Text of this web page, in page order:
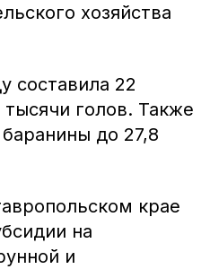
хозяйства
составила 22
голов. Также
до 27,8
крае
на
и